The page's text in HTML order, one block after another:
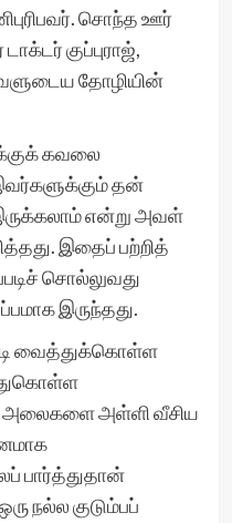
சொந்த ஊர்
குப்புராஜ்,
தோழியின்
கவலை
தன்
என்று அவள்
இதைப் பற்றித்
சொல்லுவது
இருந்தது.
வைத்துக்கொள்ள
அள்ளி வீசிய
பார்த்துதான்
நல்ல குடும்பப்